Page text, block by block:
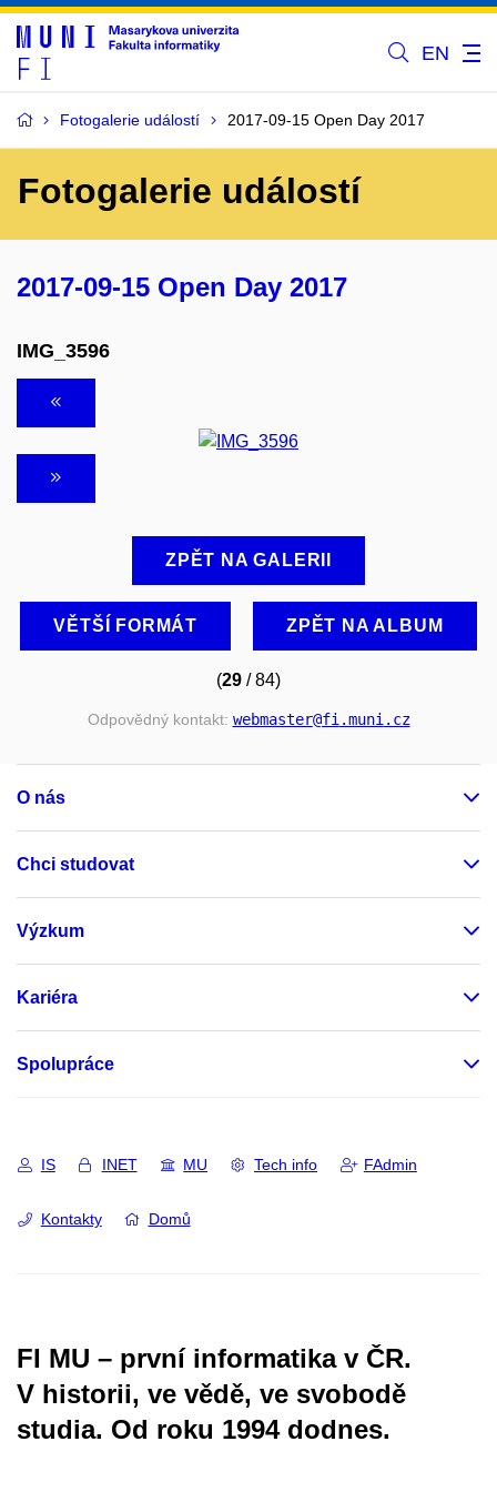
EN
Fotogalerie událostí 2017-09-15 Open Day 2017
Fotogalerie událostí
2017-09-15 Open Day 2017
IMG_3596
ZPĚT NA GALERII
VĚTŠÍ FORMÁT ZPĚT NA ALBUM
(29 / 84)
Odpovědný kontakt: webmaster@fi.muni.cz
O nás
Chci studovat
Výzkum
Kariéra
Spolupráce
IS INET MU Tech info FAdmin
Kontakty Domů
FI MU – první informatika v ČR.
V historii, ve vědě, ve svobodě
studia. Od roku 1994 dodnes.